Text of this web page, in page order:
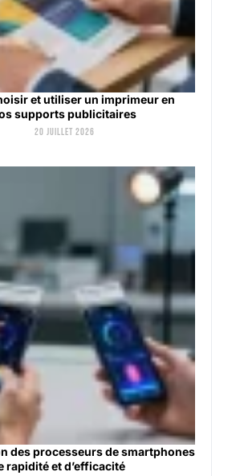
et utiliser un imprimeur en
supports publicitaires
20 juillet 2026
des processeurs de smartphones
rapidité et d’efficacité